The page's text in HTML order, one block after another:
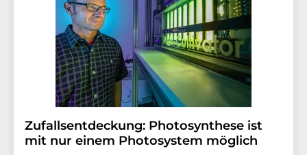
Zufallsentdeckung: Photosynthese ist
mit nur einem Photosystem möglich